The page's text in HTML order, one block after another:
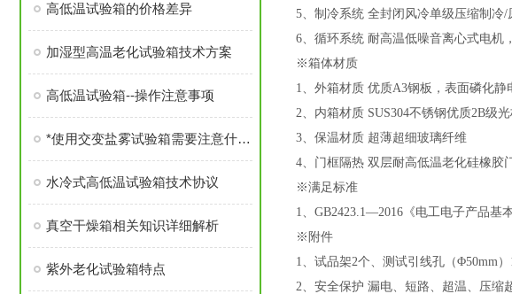
高低温试验箱的价格差异
加湿型高温老化试验箱技术方案
高低温试验箱--操作注意事项
*使用交变盐雾试验箱需要注意什么呢
水冷式高低温试验箱技术协议
真空干燥箱相关知识详细解析
紫外老化试验箱特点
5、 制冷系统 全封闭风冷单级压缩制冷/
6、 循环系统 耐高温低噪音离心式电机
※箱体材质
1、 外箱材质 优质A3钢板，表面磷化静
2、 内箱材质 SUS304不锈钢优质2B级光
3、 保温材质 超薄超细玻璃纤维
4、 门框隔热 双层耐高低温老化硅橡胶
※满足标准
1、 GB2423.1—2016《电工电子产品基
※ 附件
1、 试品架2个、 测试引线孔（Φ50mm）
2、 安全保护 漏电、短路、超温、压缩